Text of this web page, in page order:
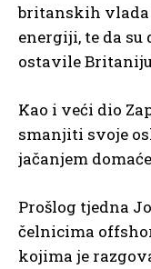
britanskih vlada
energiji, te da su
ostavile Britaniju
Kao i veći dio
smanjiti svoje
jačanjem
Prošlog tjedna
čelnicima
kojima je